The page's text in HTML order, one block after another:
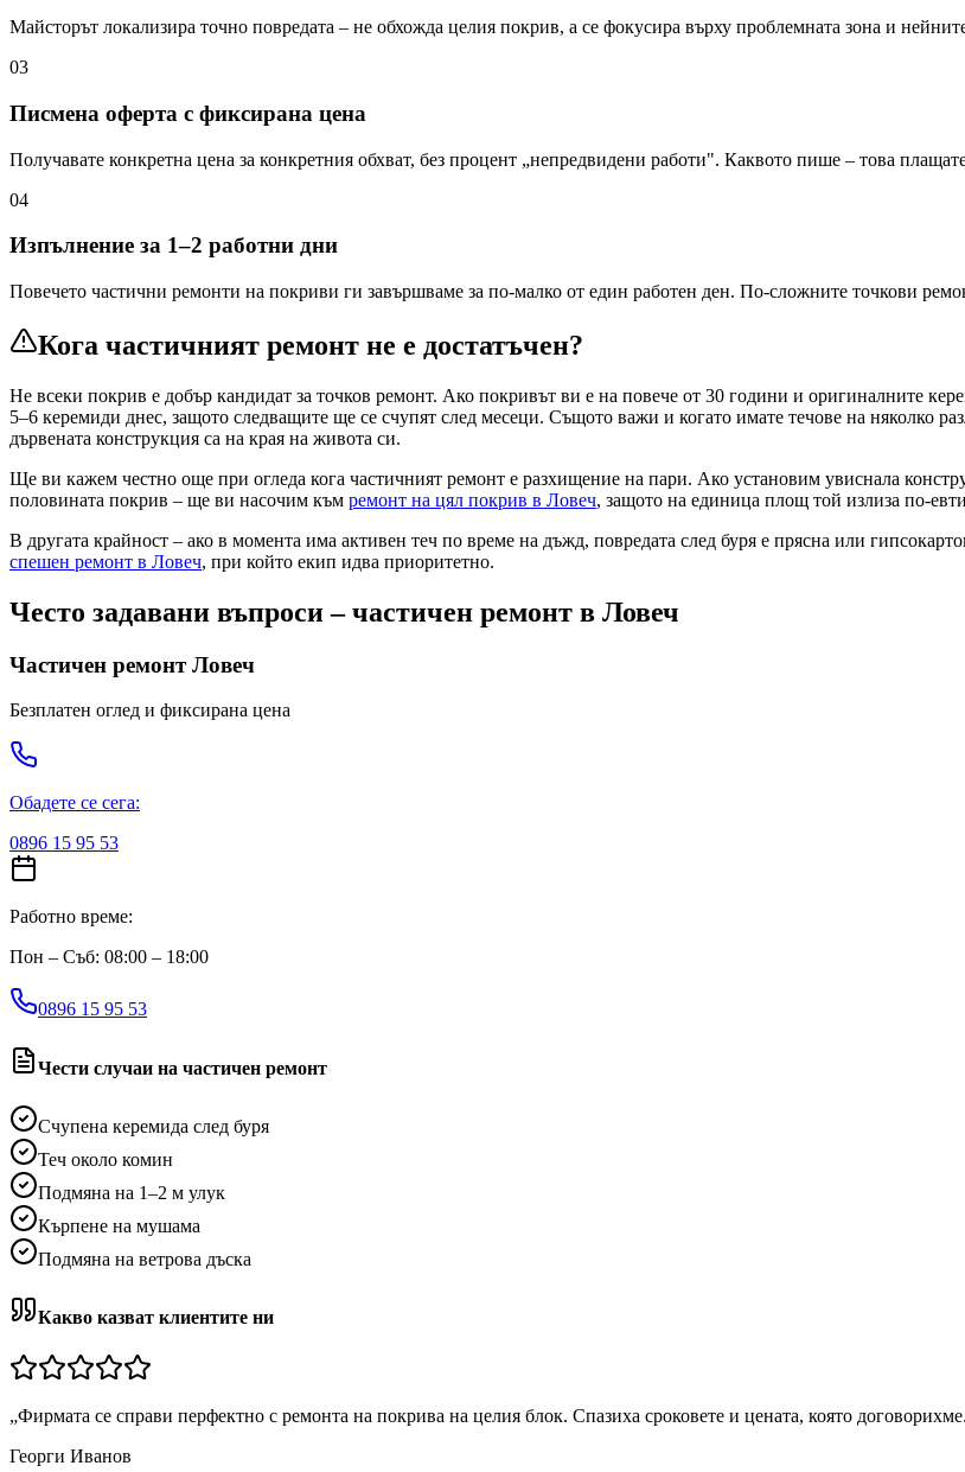
Майсторът локализира точно повредата – не обхожда целия покрив, а се фокусира върху проблемната зона и
03
Писмена оферта с фиксирана цена
Получавате конкретна цена за конкретния обхват, без процент „непредвидени работи". Каквото пише – това
04
Изпълнение за 1–2 работни дни
Повечето частични ремонти на покриви ги завършваме за по-малко от един работен ден. По-сложните точкови
Кога частичният ремонт не е достатъчен?
Не всеки покрив е добър кандидат за точков ремонт. Ако покривът ви е на повече от 30 години и оригиналните
5–6 керемиди днес, защото следващите ще се счупят след месеци. Същото важи и когато имате течове на няколко
дървената конструкция са на края на живота си.
Ще ви кажем честно още при огледа кога частичният ремонт е разхищение на пари. Ако установим увиснала
половината покрив – ще ви насочим към ремонт на цял покрив в Ловеч, защото на единица площ той излиза по-
В другата крайност – ако в момента има активен теч по време на дъжд, повредата след буря е прясна или
спешен ремонт в Ловеч, при който екип идва приоритетно.
Често задавани въпроси – частичен ремонт в Ловеч
Частичен ремонтЛовеч
Безплатен оглед и фиксирана цена
Обадете се сега:
0896 15 95 53
Работно време:
Пон – Съб: 08:00 – 18:00
0896 15 95 53
Чести случаи на частичен ремонт
Счупена керемида след буря
Теч около комин
Подмяна на 1–2 м улук
Кърпене на мушама
Подмяна на ветрова дъска
Какво казват клиентите ни
„Фирмата се справи перфектно с ремонта на покрива на целия блок. Спазиха сроковете и цената, която
Георги Иванов